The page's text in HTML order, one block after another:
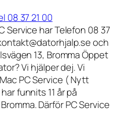
08 37 21 00
Service har Telefon 08 37
och
13, Bromma Öppet
Vi hjälper dej. Vi
PC Service ( Nytt
funnits 11 år på
Därför PC Service